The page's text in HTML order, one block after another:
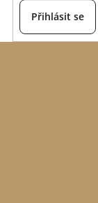
Přihlásit se